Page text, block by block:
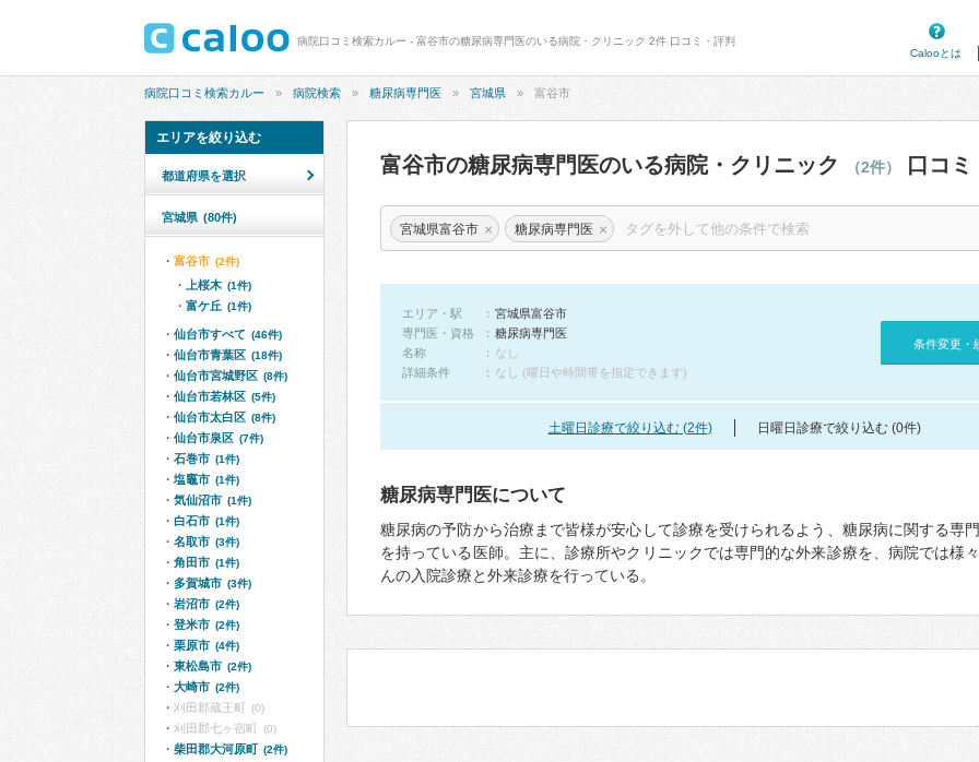
病院口コミ検索カルー - 富谷市の糖尿病専門医のいる病院・クリニック 2件 口コミ・評判
Calooとは
病院口コミ検索カルー 病院検索 糖尿病専門医 宮城県 富谷市
富谷市の糖尿病専門医のいる病院・クリニック （2件） 口コ
宮城県富谷市 × 糖尿病専門医 ×
エリア・駅
宮城県富谷市
専門医・資格
糖尿病専門医
名称
なし
詳細条件
なし (曜日や時間帯を指定できます)
条件変更・
土曜日診療で絞り込む (2件) 日曜日診療で絞り込む (0件)
糖尿病専門医について
糖尿病の予防から治療まで皆様が安心して診療を受けられるよう、糖尿病に関する専
を持っている医師。主に、診療所やクリニックでは専門的な外来診療を、病院では様
んの入院診療と外来診療を行っている。
エリアを絞り込む
都道府県を選択
宮城県 (80件)
富谷市 (2件)
上桜木 (1件)
富ケ丘 (1件)
仙台市すべて (46件)
仙台市青葉区 (18件)
仙台市宮城野区 (8件)
仙台市若林区 (5件)
仙台市太白区 (8件)
仙台市泉区 (7件)
石巻市 (1件)
塩竈市 (1件)
気仙沼市 (1件)
白石市 (1件)
名取市 (3件)
角田市 (1件)
多賀城市 (3件)
岩沼市 (2件)
登米市 (2件)
栗原市 (4件)
東松島市 (2件)
大崎市 (2件)
刈田郡蔵王町 (0)
刈田郡七ヶ宿町 (0)
柴田郡大河原町 (2件)